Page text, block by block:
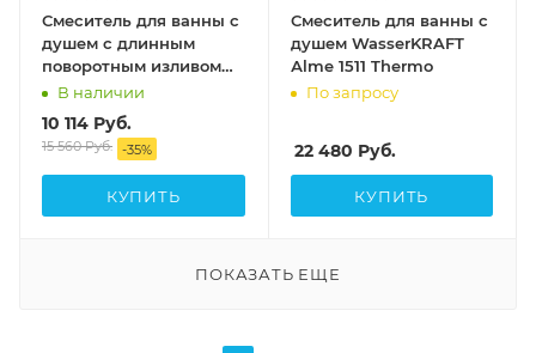
Смеситель для ванны с
душем с длинным
поворотным изливом
WasserKRAFT Amper
В наличии
10 114 Руб.
15 560Руб. -35%
КУПИТЬ
Смеситель для ванны с
душем WasserKRAFT
Аlme 1511 Thermo
По запросу
22 480 Руб.
КУПИТЬ
ПОКАЗАТЬ ЕЩЕ